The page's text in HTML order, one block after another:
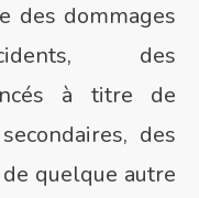
des dommages
des
à titre de
des
quelque autre